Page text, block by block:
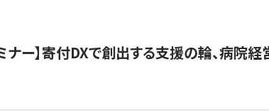
ナー】寄付DXで創出する支援の輪、病院